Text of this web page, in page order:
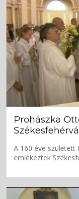
Prohászka
A 160 éve született
emlékeztek